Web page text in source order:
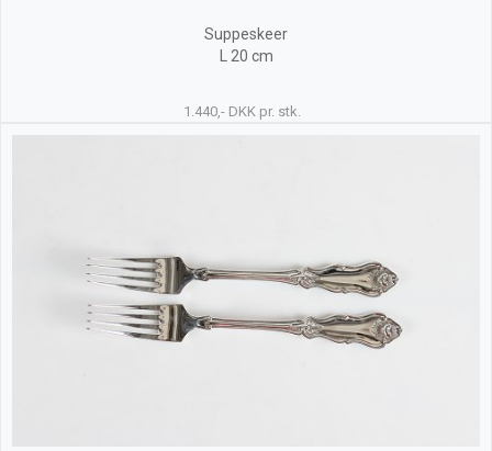
Suppeskeer
L 20 cm
1.440,- DKK pr. stk.